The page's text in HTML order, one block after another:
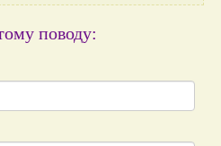
поводу: